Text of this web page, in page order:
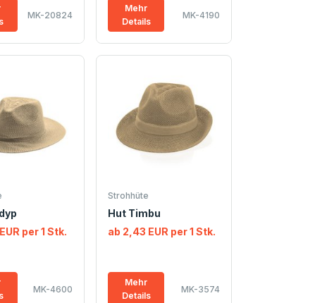
MK-20824
Mehr
Details
MK-4190
per 1 Stk.
MK-4600
Strohhüte
Hut Timbu
ab 2,43 EUR per 1 Stk.
Mehr
Details
MK-3574